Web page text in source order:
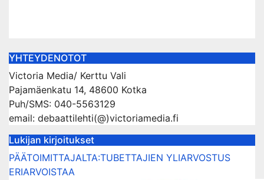
YHTEYDENOTOT
Victoria Media/ Kerttu Vali
Pajamäenkatu 14, 48600 Kotka
Puh/SMS: 040-5563129
email: debaattilehti(@)victoriamedia.fi
Lukijan kirjoitukset
PÄÄTOIMITTAJALTA:TUBETTAJIEN YLIARVOSTUS
ERIARVOISTAA